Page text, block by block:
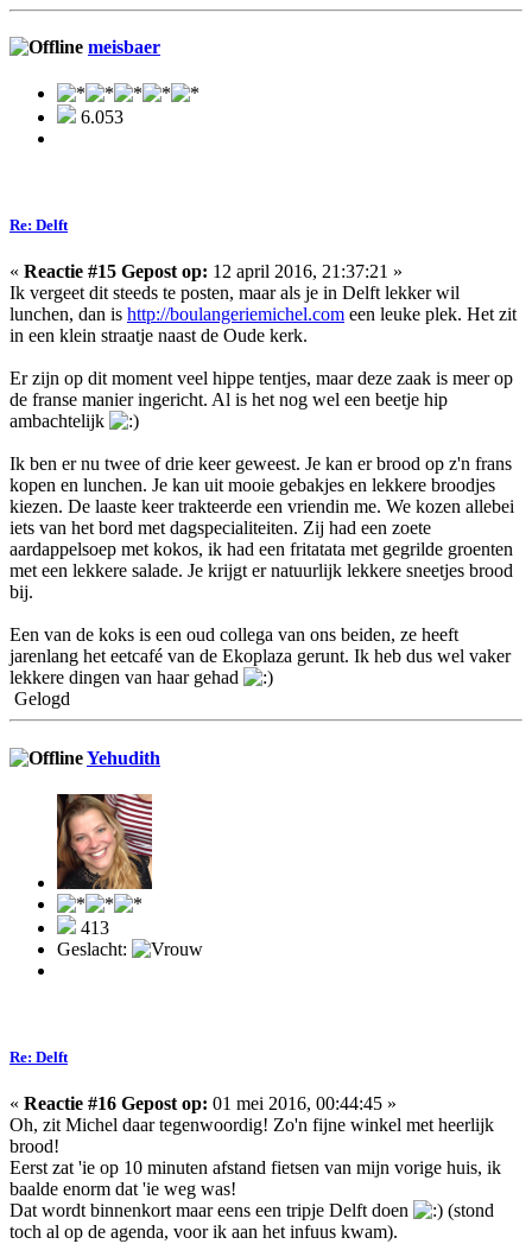
meisbaer
6.053
Re: Delft
« Reactie #15 Gepost op: 12 april 2016, 21:37:21 »
Ik vergeet dit steeds te posten, maar als je in Delft lekker wil
lunchen, dan is http://boulangeriemichel.com een leuke plek. Het zit
in een klein straatje naast de Oude kerk.
Er zijn op dit moment veel hippe tentjes, maar deze zaak is meer op
de franse manier ingericht. Al is het nog wel een beetje hip
ambachtelijk
Ik ben er nu twee of drie keer geweest. Je kan er brood op z'n frans
kopen en lunchen. Je kan uit mooie gebakjes en lekkere broodjes
kiezen. De laaste keer trakteerde een vriendin me. We kozen allebei
iets van het bord met dagspecialiteiten. Zij had een zoete
aardappelsoep met kokos, ik had een fritatata met gegrilde groenten
met een lekkere salade. Je krijgt er natuurlijk lekkere sneetjes brood
bij.
Een van de koks is een oud collega van ons beiden, ze heeft
jarenlang het eetcafé van de Ekoplaza gerunt. Ik heb dus wel vaker
lekkere dingen van haar gehad
Gelogd
Yehudith
413
Geslacht:
Re: Delft
« Reactie #16 Gepost op: 01 mei 2016, 00:44:45 »
Oh, zit Michel daar tegenwoordig! Zo'n fijne winkel met heerlijk
brood!
Eerst zat 'ie op 10 minuten afstand fietsen van mijn vorige huis, ik
baalde enorm dat 'ie weg was!
Dat wordt binnenkort maar eens een tripje Delft doen
(stond
toch al op de agenda, voor ik aan het infuus kwam).